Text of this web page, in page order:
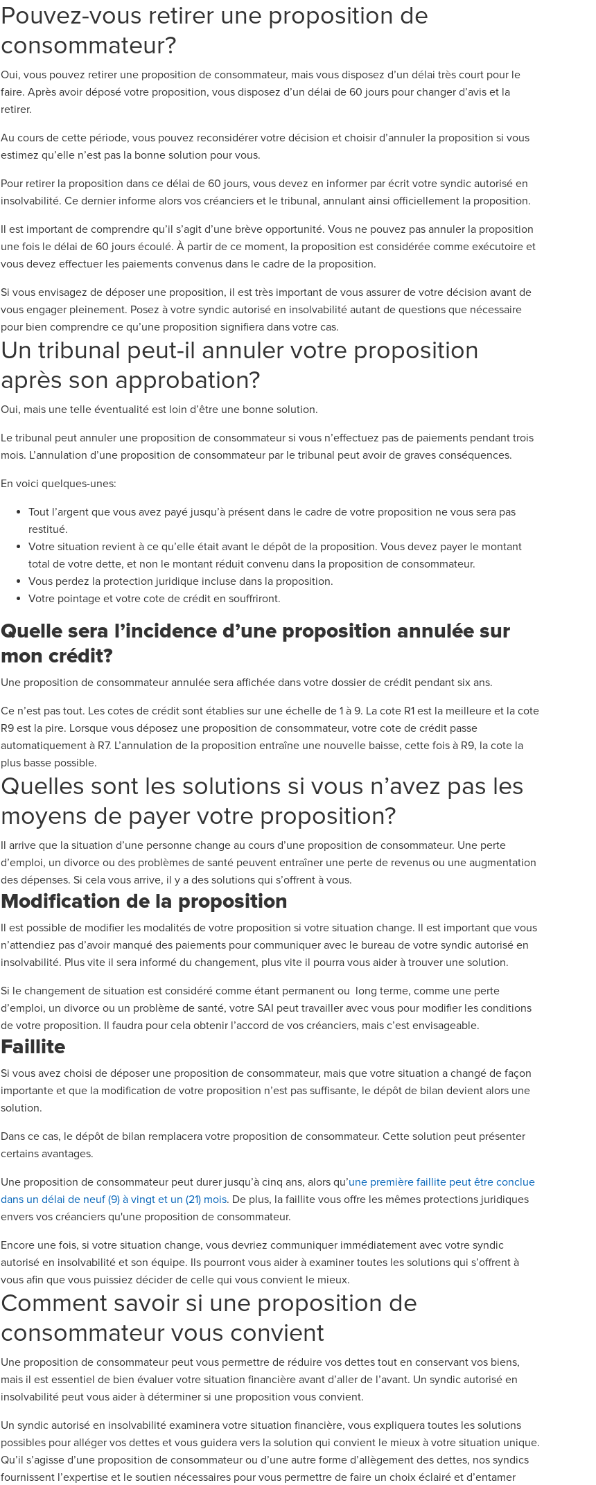
Pouvez-vous retirer une proposition de
consommateur?
Oui, vous pouvez retirer une proposition de consommateur, mais vous disposez d’un délai très court pour le
faire. Après avoir déposé votre proposition, vous disposez d’un délai de 60 jours pour changer d’avis et la
retirer.
Au cours de cette période, vous pouvez reconsidérer votre décision et choisir d’annuler la proposition si vous
estimez qu’elle n’est pas la bonne solution pour vous.
Pour retirer la proposition dans ce délai de 60 jours, vous devez en informer par écrit votre syndic autorisé en
insolvabilité. Ce dernier informe alors vos créanciers et le tribunal, annulant ainsi officiellement la proposition.
Il est important de comprendre qu’il s’agit d’une brève opportunité. Vous ne pouvez pas annuler la proposition
une fois le délai de 60 jours écoulé. À partir de ce moment, la proposition est considérée comme exécutoire et
vous devez effectuer les paiements convenus dans le cadre de la proposition.
Si vous envisagez de déposer une proposition, il est très important de vous assurer de votre décision avant de
vous engager pleinement. Posez à votre syndic autorisé en insolvabilité autant de questions que nécessaire
pour bien comprendre ce qu’une proposition signifiera dans votre cas.
Un tribunal peut-il annuler votre proposition
après son approbation?
Oui, mais une telle éventualité est loin d’être une bonne solution.
Le tribunal peut annuler une proposition de consommateur si vous n’effectuez pas de paiements pendant trois
mois. L’annulation d’une proposition de consommateur par le tribunal peut avoir de graves conséquences.
En voici quelques-unes:
Tout l’argent que vous avez payé jusqu’à présent dans le cadre de votre proposition ne vous sera pas
restitué.
Votre situation revient à ce qu’elle était avant le dépôt de la proposition. Vous devez payer le montant
total de votre dette, et non le montant réduit convenu dans la proposition de consommateur.
Vous perdez la protection juridique incluse dans la proposition.
Votre pointage et votre cote de crédit en souffriront.
Quelle sera l’incidence d’une proposition annulée sur
mon crédit?
Une proposition de consommateur annulée sera affichée dans votre dossier de crédit pendant six ans.
Ce n’est pas tout. Les cotes de crédit sont établies sur une échelle de 1 à 9. La cote R1 est la meilleure et la cote
R9 est la pire. Lorsque vous déposez une proposition de consommateur, votre cote de crédit passe
automatiquement à R7. L’annulation de la proposition entraîne une nouvelle baisse, cette fois à R9, la cote la
plus basse possible.
Quelles sont les solutions si vous n’avez pas les
moyens de payer votre proposition?
Il arrive que la situation d’une personne change au cours d’une proposition de consommateur. Une perte
d’emploi, un divorce ou des problèmes de santé peuvent entraîner une perte de revenus ou une augmentation
des dépenses. Si cela vous arrive, il y a des solutions qui s’offrent à vous.
Modification de la proposition
Il est possible de modifier les modalités de votre proposition si votre situation change. Il est important que vous
n’attendiez pas d’avoir manqué des paiements pour communiquer avec le bureau de votre syndic autorisé en
insolvabilité. Plus vite il sera informé du changement, plus vite il pourra vous aider à trouver une solution.
Si le changement de situation est considéré comme étant permanent ou long terme, comme une perte
d’emploi, un divorce ou un problème de santé, votre SAI peut travailler avec vous pour modifier les conditions
de votre proposition. Il faudra pour cela obtenir l’accord de vos créanciers, mais c’est envisageable.
Faillite
Si vous avez choisi de déposer une proposition de consommateur, mais que votre situation a changé de façon
importante et que la modification de votre proposition n’est pas suffisante, le dépôt de bilan devient alors une
solution.
Dans ce cas, le dépôt de bilan remplacera votre proposition de consommateur. Cette solution peut présenter
certains avantages.
Une proposition de consommateur peut durer jusqu’à cinq ans, alors qu’une première faillite peut être conclue
dans un délai de neuf (9) à vingt et un (21) mois. De plus, la faillite vous offre les mêmes protections juridiques
envers vos créanciers qu'une proposition de consommateur.
Encore une fois, si votre situation change, vous devriez communiquer immédiatement avec votre syndic
autorisé en insolvabilité et son équipe. Ils pourront vous aider à examiner toutes les solutions qui s’offrent à
vous afin que vous puissiez décider de celle qui vous convient le mieux.
Comment savoir si une proposition de
consommateur vous convient
Une proposition de consommateur peut vous permettre de réduire vos dettes tout en conservant vos biens,
mais il est essentiel de bien évaluer votre situation financière avant d’aller de l’avant. Un syndic autorisé en
insolvabilité peut vous aider à déterminer si une proposition vous convient.
Un syndic autorisé en insolvabilité examinera votre situation financière, vous expliquera toutes les solutions
possibles pour alléger vos dettes et vous guidera vers la solution qui convient le mieux à votre situation unique.
Qu’il s’agisse d’une proposition de consommateur ou d’une autre forme d’allègement des dettes, nos syndics
fournissent l’expertise et le soutien nécessaires pour vous permettre de faire un choix éclairé et d’entamer